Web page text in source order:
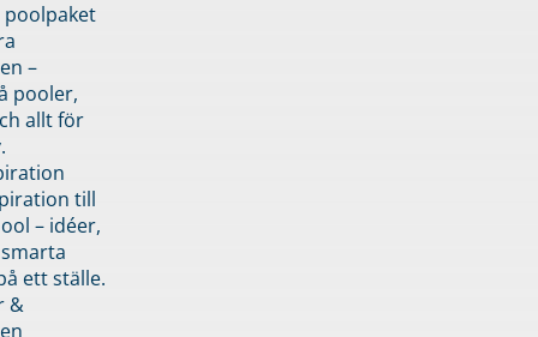
–
pooler,
allt för
till
– idéer,
ett ställe.
&